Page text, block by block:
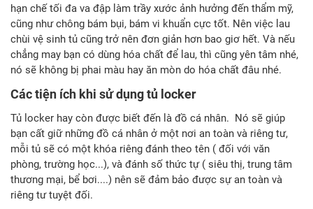
hạn chế tối đa va đập làm trầy xước ảnh hưởng đến thẩm mỹ,
cũng như chông bám bụi, bám vi khuẩn cực tốt. Nên việc lau
chùi vệ sinh tủ cũng trở nên đơn giản hơn bao giơ hết. Và nếu
chẳng may bạn có dùng hóa chất để lau, thì cũng yên tâm nhé,
nó sẽ không bị phai màu hay ăn mòn do hóa chất đâu nhé.
Các tiện ích khi sử dụng tủ locker
Tủ locker hay còn được biết đến là đồ cá nhân. Nó sẽ giúp
bạn cất giữ những đồ cá nhân ở một nơi an toàn và riêng tư,
mỗi tủ sẽ có một khóa riêng đánh theo tên ( đối với văn
phòng, trường học...), và đánh số thức tự ( siêu thị, trung tâm
thương mại, bể bơi....) nên sẽ đảm bảo được sự an toàn và
riêng tư tuyệt đối.